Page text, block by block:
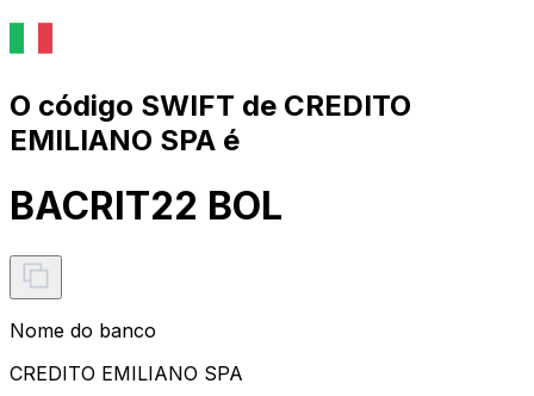
O código SWIFT de CREDITO
EMILIANO SPA é
BACRIT22 BOL
Nome do banco
CREDITO EMILIANO SPA